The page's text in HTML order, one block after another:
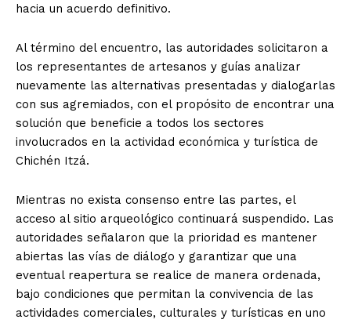
hacia un acuerdo definitivo.
Al término del encuentro, las autoridades solicitaron a
los representantes de artesanos y guías analizar
nuevamente las alternativas presentadas y dialogarlas
con sus agremiados, con el propósito de encontrar una
solución que beneficie a todos los sectores
involucrados en la actividad económica y turística de
Chichén Itzá.
Mientras no exista consenso entre las partes, el
acceso al sitio arqueológico continuará suspendido. Las
autoridades señalaron que la prioridad es mantener
abiertas las vías de diálogo y garantizar que una
eventual reapertura se realice de manera ordenada,
bajo condiciones que permitan la convivencia de las
actividades comerciales, culturales y turísticas en uno